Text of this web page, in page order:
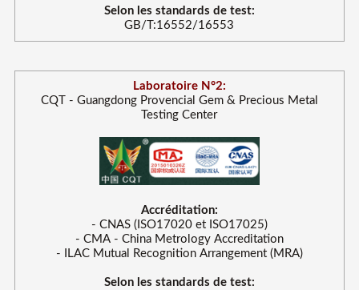
Selon les standards de test:
GB/T:16552/16553
Laboratoire N°2:
CQT - Guangdong Provencial Gem & Precious Metal
Testing Center
Accréditation:
- CNAS (ISO17020 et ISO17025)
- CMA - China Metrology Accreditation
- ILAC Mutual Recognition Arrangement (MRA)
Selon les standards de test: